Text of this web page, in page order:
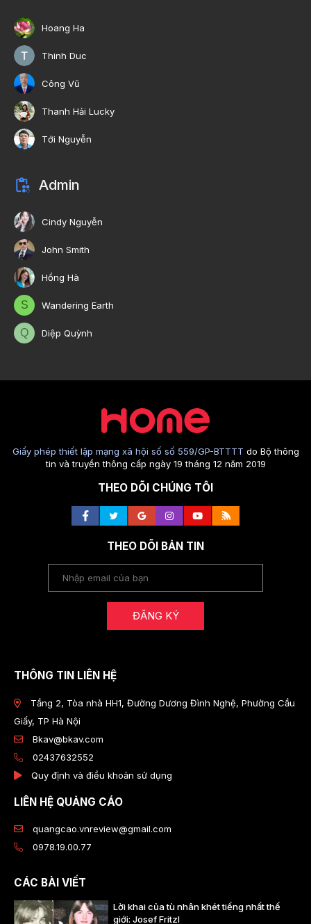
Hoang Ha
Thinh Duc
Công Vũ
Thanh Hải Lucky
Tới Nguyễn
Admin
Cindy Nguyễn
John Smith
Hồng Hà
S Wandering Earth
Q Diệp Quỳnh
Giấy phép thiết lập mạng xã hội số số 559/GP-BTTTT do Bộ thông
tin và truyền thông cấp ngày 19 tháng 12 năm 2019
THEO DÕI CHÚNG TÔI
THEO DÕI BẢN TIN
ĐĂNG KÝ
THÔNG TIN LIÊN HỆ
Tầng 2, Tòa nhà HH1, Đường Dương Đình Nghệ, Phường Cầu
Giấy, TP Hà Nội
Bkav@bkav.com
02437632552
Quy định và điều khoản sử dụng
LIÊN HỆ QUẢNG CÁO
quangcao.vnreview@gmail.com
0978.19.00.77
CÁC BÀI VIẾT
Lời khai của tù nhân khét tiếng nhất thế
giới: Josef Fritzl